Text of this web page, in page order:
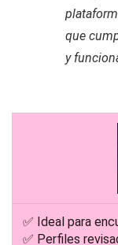
que
y
✅ Ideal para
✅ Perfiles